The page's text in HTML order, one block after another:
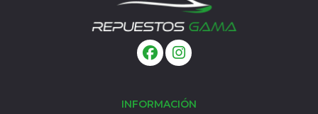
INFORMACIÓN